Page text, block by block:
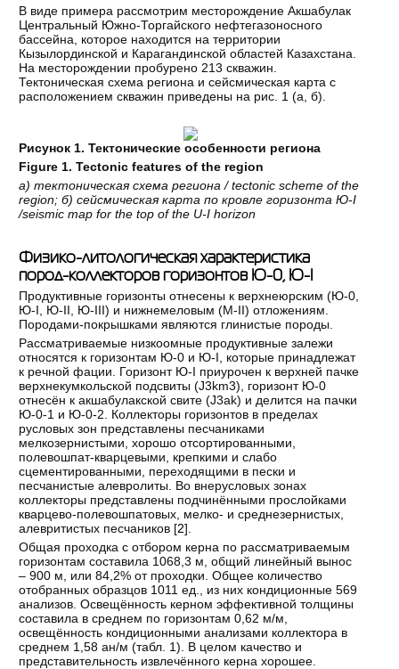
В виде примера рассмотрим месторождение Акшабулак
Центральный Южно-Торгайского нефтегазоносного
бассейна, которое находится на территории
Кызылординской и Карагандинской областей Казахстана.
На месторождении пробурено 213 скважин.
Тектоническая схема региона и сейсмическая карта с
расположением скважин приведены на рис. 1 (а, б).
Рисунок 1. Тектонические особенности региона
Figure 1.Tectonic features of the region
а)тектоническая схема региона / tectonic scheme of the
region;б)сейсмическая карта по кровле горизонта Ю-I
/seismic map for the top of the U-I horizon
Физико-литологическая характеристика
пород-коллекторов горизонтов Ю-0, Ю-I
Продуктивные горизонты отнесены к верхнеюрским (Ю-0,
Ю-I, Ю-II, Ю-III) и нижнемеловым (М-II) отложениям.
Породами-покрышками являются глинистые породы.
Рассматриваемые низкоомные продуктивные залежи
относятся к горизонтам Ю-0 и Ю-I, которые принадлежат
к речной фации. Горизонт Ю-I приурочен к верхней пачке
верхнекумкольской подсвиты (J3km3), горизонт Ю-0
отнесён к акшабулакской свите (J3аk) и делится на пачки
Ю-0-1 и Ю-0-2. Коллекторы горизонтов в пределах
русловых зон представлены песчаниками
мелкозернистыми, хорошо отсортированными,
полевошпат-кварцевыми, крепкими и слабо
сцементированными, переходящими в пески и
песчанистые алевролиты. Во внерусловых зонах
коллекторы представлены подчинёнными прослойками
кварцево-полевошпатовых, мелко- и среднезернистых,
алевритистых песчаников [2].
Общая проходка с отбором керна по рассматриваемым
горизонтам составила 1068,3 м, общий линейный вынос
– 900 м, или 84,2% от проходки. Общее количество
отобранных образцов 1011 ед., из них кондиционные 569
анализов. Освещённость керном эффективной толщины
составила в среднем по горизонтам 0,62 м/м,
освещённость кондиционными анализами коллектора в
среднем 1,58 ан/м (табл. 1). В целом качество и
представительность извлечённого керна хорошее.